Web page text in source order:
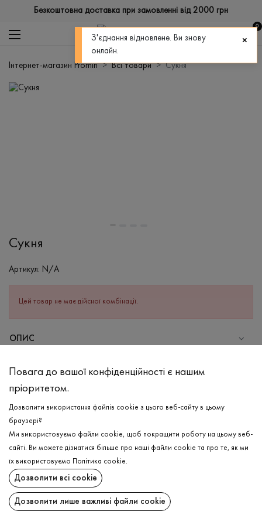
Безкоштовна доставка при замовленні від 2000 грн
0
Інтернет-магазин Promin Всі товари Сукня
Сукня
Артикул: N/A
Цей товар не має дійсної комбінації.
ОПИС
Бавовна - 95%, Еластан - 5%
Прання в холодній воді (до 30 ° C)
Відбілювання заборонено
Прасувати при середній температурі
Щадний віджим і сушка
Щадна хімчистка
ДОСТАВКА
ПОВЕРНЕННЯ
Повага до вашої конфіденційності є нашим
пріоритетом.
Дозволити використання файлів cookie з цього веб-сайту в цьому
браузері?
Ми використовуємо файли cookie, щоб покращити роботу на цьому веб-
сайті. Ви можете дізнатися більше про наші файли cookie та про те, як ми
їх використовуємо
Політика cookie.
Дозволити всі cookie
Дозволити лише важливі файли cookie
З'єднання відновлене. Ви знову
онлайн.